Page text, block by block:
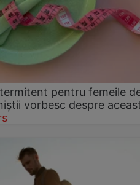
pentru femeile
vorbesc despre